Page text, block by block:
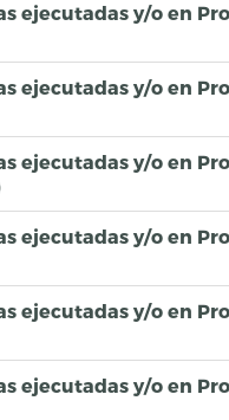
ejecutadas y/o en
ejecutadas y/o en
ejecutadas y/o en
ejecutadas y/o en
ejecutadas y/o en
ejecutadas y/o en